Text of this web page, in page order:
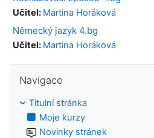
Učitel: Martina Horáková
Německý jazyk 4.bg
Učitel: Martina Horáková
Navigace
Titulní stránka
Moje kurzy
Novinky stránek